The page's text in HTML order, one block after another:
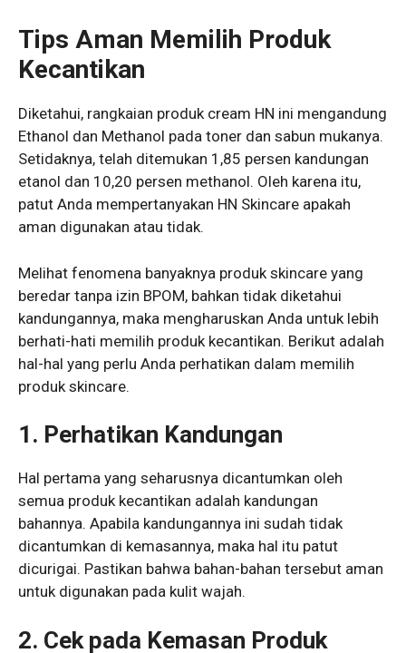
Tips Aman Memilih Produk
Kecantikan
Diketahui, rangkaian produk cream HN ini mengandung
Ethanol dan Methanol pada toner dan sabun mukanya.
Setidaknya, telah ditemukan 1,85 persen kandungan
etanol dan 10,20 persen methanol. Oleh karena itu,
patut Anda mempertanyakan HN Skincare apakah
aman digunakan atau tidak.
Melihat fenomena banyaknya produk skincare yang
beredar tanpa izin BPOM, bahkan tidak diketahui
kandungannya, maka mengharuskan Anda untuk lebih
berhati-hati memilih produk kecantikan. Berikut adalah
hal-hal yang perlu Anda perhatikan dalam memilih
produk skincare.
1. Perhatikan Kandungan
Hal pertama yang seharusnya dicantumkan oleh
semua produk kecantikan adalah kandungan
bahannya. Apabila kandungannya ini sudah tidak
dicantumkan di kemasannya, maka hal itu patut
dicurigai. Pastikan bahwa bahan-bahan tersebut aman
untuk digunakan pada kulit wajah.
2. Cek pada Kemasan Produk